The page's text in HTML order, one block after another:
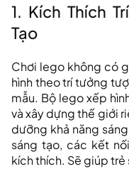
1. Kích Thích
Tạo
Chơi lego không có
hình theo trí tưởng
mẫu. Bộ lego xếp
và xây dựng thế giới
dưỡng khả năng
sáng tạo, các kết
kích thích. Sẽ giúp trẻ